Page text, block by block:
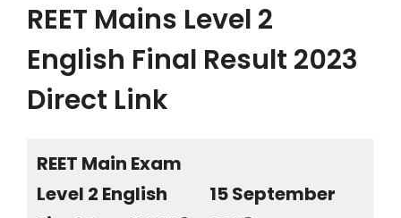
REET Mains Level 2
English Final Result 2023
Direct Link
REET Main Exam
Level 2 English
15 September